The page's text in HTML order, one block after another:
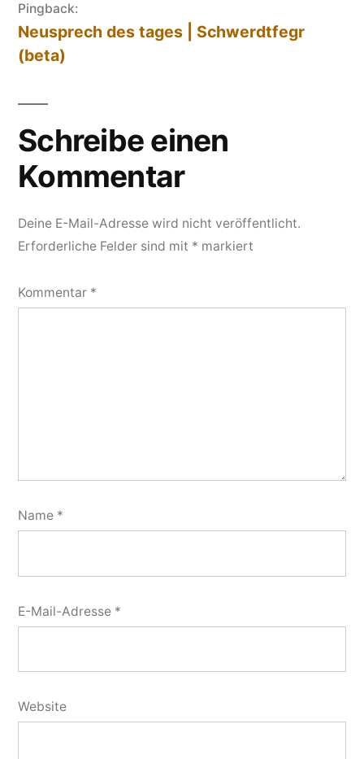
Pingback:
Neusprech des tages | Schwerdtfegr
(beta)
Schreibe einen
Kommentar
Deine E-Mail-Adresse wird nicht veröffentlicht.
Erforderliche Felder sind mit * markiert
Kommentar *
Name *
E-Mail-Adresse *
Website